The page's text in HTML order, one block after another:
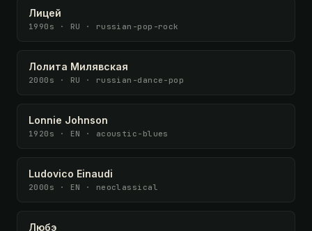
Лицей
1990s · RU · russian-pop-rock
Лолита Милявская
2000s · RU · russian-dance-pop
Lonnie Johnson
1920s · EN · acoustic-blues
Ludovico Einaudi
2000s · EN · neoclassical
Любэ